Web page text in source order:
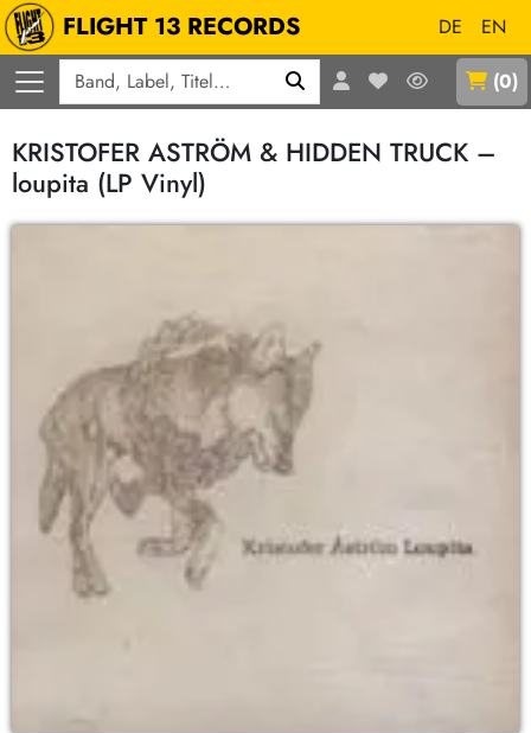
FLIGHT 13 RECORDS DE
EN
(0)
KRISTOFER ASTRÖM & HIDDEN TRUCK –
loupita (LP Vinyl)